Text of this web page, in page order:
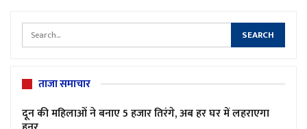
ताजा समाचार
दून की महिलाओं ने बनाए 5 हजार तिरंगे, अब हर घर में लहराएगा